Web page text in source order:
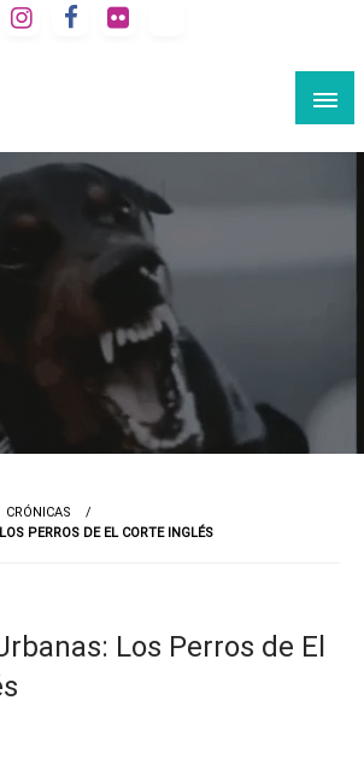
CRÓNICAS
PERROS DE EL CORTE INGLÉS
Los Perros de El